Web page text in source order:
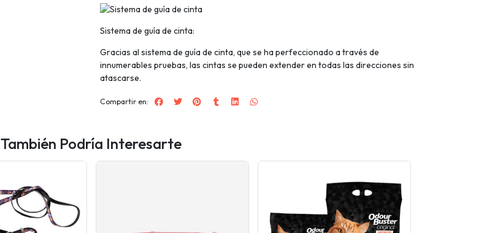
Sistema de guía de cinta:
Gracias al sistema de guía de cinta, que se ha perfeccionado a través de
innumerables pruebas, las cintas se pueden extender en todas las direcciones sin
atascarse.
Compartir en:
También Podría Interesarte